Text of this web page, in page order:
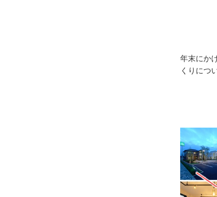
年末にか
くりにつ